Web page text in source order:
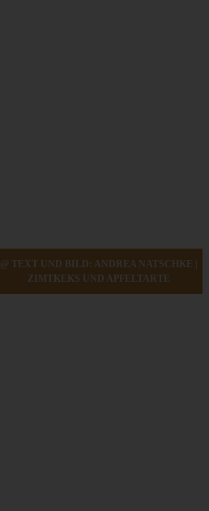
@ TEXT UND BILD: ANDREA NATSCHKE |
ZIMTKEKS UND APFELTARTE